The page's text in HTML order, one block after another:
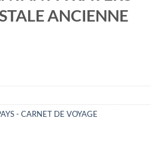
ANCIENNE
- CARNET DE VOYAGE